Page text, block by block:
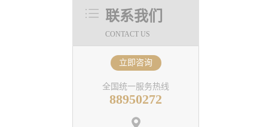
联系我们
CONTACT US
立即咨询
全国统一服务热线
88950272